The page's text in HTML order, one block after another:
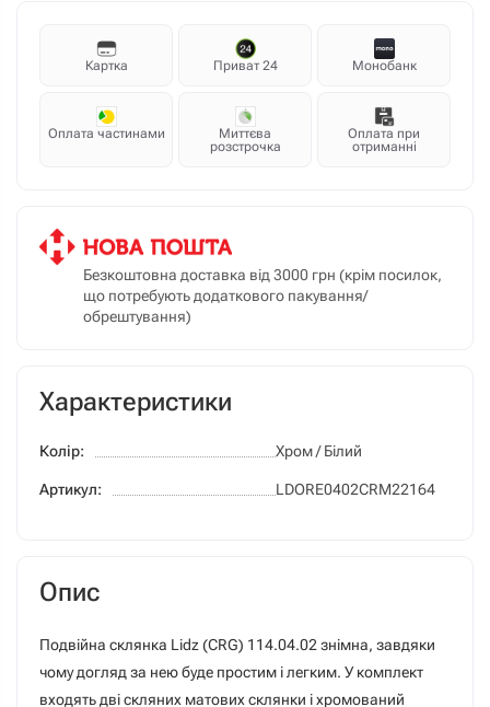
Картка Приват 24 Монобанк
Оплата частинами
Миттєва
розстрочка
Оплата при
отриманні
Безкоштовна доставка від 3000 грн (крім посилок,
що потребують додаткового пакування/
обрештування)
Характеристики
Колір: Хром / Білий
Артикул: LDORE0402CRM22164
Опис
Подвійна склянка Lidz (CRG) 114.04.02 знімна, завдяки
чому догляд за нею буде простим і легким. У комплект
входять дві скляних матових склянки і хромований